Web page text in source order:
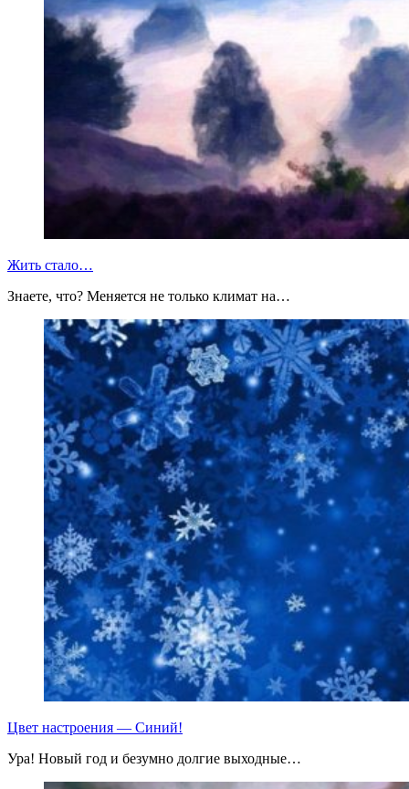
Жить стало…
Знаете, что? Меняется не только климат на…
Цвет настроения — Синий!
Ура! Новый год и безумно долгие выходные…